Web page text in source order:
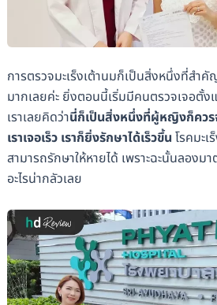
การตรวจมะเร็งเต้านมก็เป็นสิ่งหนึ่งที่สำ
มากเลยค่ะ ยิ่งตอนนี้เริ่มมีคนตรวจเจอตั้
เราเลยคิดว่านี่ก็เป็นสิ่งหนึ่งที่ผู้หญิงก็ควร
เราเจอเร็ว เราก็ยิ่งรักษาได้เร็วขึ้น โรคมะ
สามารถรักษาให้หายได้ เพราะฉะนั้นลอง
อะไรน่ากลัวเลย